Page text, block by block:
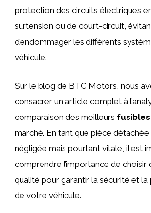
protection des circuits électriques
surtension ou de court-circuit,
d’endommager les différents
véhicule.
Sur le blog de BTC Motors, nous
consacrer un article complet à
comparaison des meilleurs fusibles
marché. En tant que pièce
négligée mais pourtant vitale, il est
comprendre l’importance de choisir
qualité pour garantir la sécurité et
de votre véhicule.